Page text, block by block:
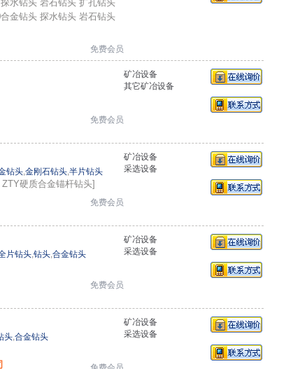
水钻头 岩石钻头 扩孔钻头
金钻头 探水钻头 岩石钻头
免费会员
免费会员
矿冶设备
其它矿冶设备
钻头,金刚石钻头,半片钻头
硬质合金锚杆钻头]
免费会员
矿冶设备
采选设备
片钻头,钻头,合金钻头
免费会员
矿冶设备
采选设备
头,合金钻头
矿冶设备
采选设备